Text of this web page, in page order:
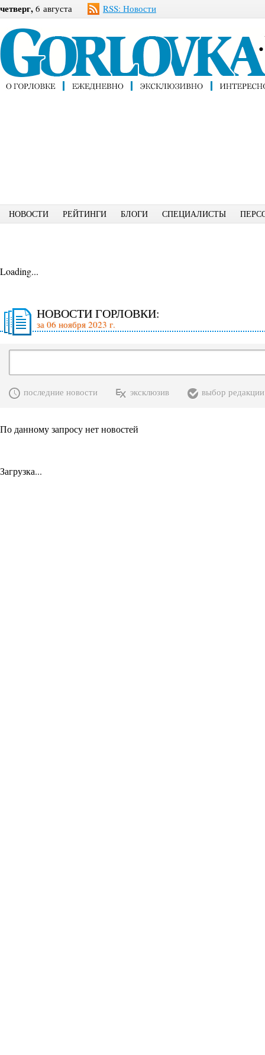
четверг, 6 августа RSS: Новости
НОВОСТИ РЕЙТИНГИ БЛОГИ СПЕЦИАЛИСТЫ
Loading...
НОВОСТИ ГОРЛОВКИ:
за 06 ноября 2023 г.
последние новости эксклюзив выбор редакции
По данному запросу нет новостей
Загрузка...